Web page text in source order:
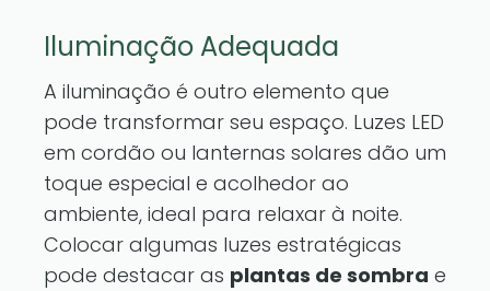
Iluminação Adequada
A iluminação é outro elemento que
pode transformar seu espaço. Luzes LED
em cordão ou lanternas solares dão um
toque especial e acolhedor ao
ambiente, ideal para relaxar à noite.
Colocar algumas luzes estratégicas
pode destacar as plantas de sombra e